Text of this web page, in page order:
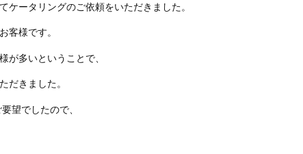
ータリングのご依頼をいただきました。
客様です。
が多いということで、
だきました。
望でしたので、